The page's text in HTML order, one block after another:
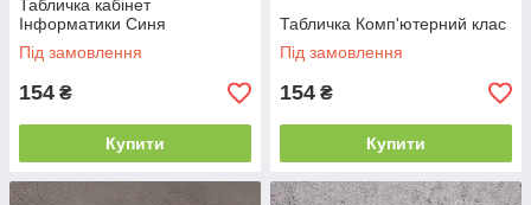
Табличка кабінет
Інформатики Синя
Під замовлення
154 ₴
Купити
Табличка Комп'ютерний клас
Під замовлення
154 ₴
Купити